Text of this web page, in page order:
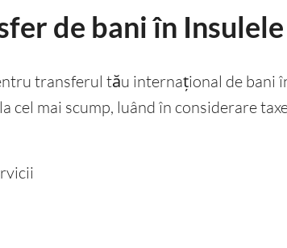
de bani în
transferul tău internațional de bani
cel mai scump, luând în considerare